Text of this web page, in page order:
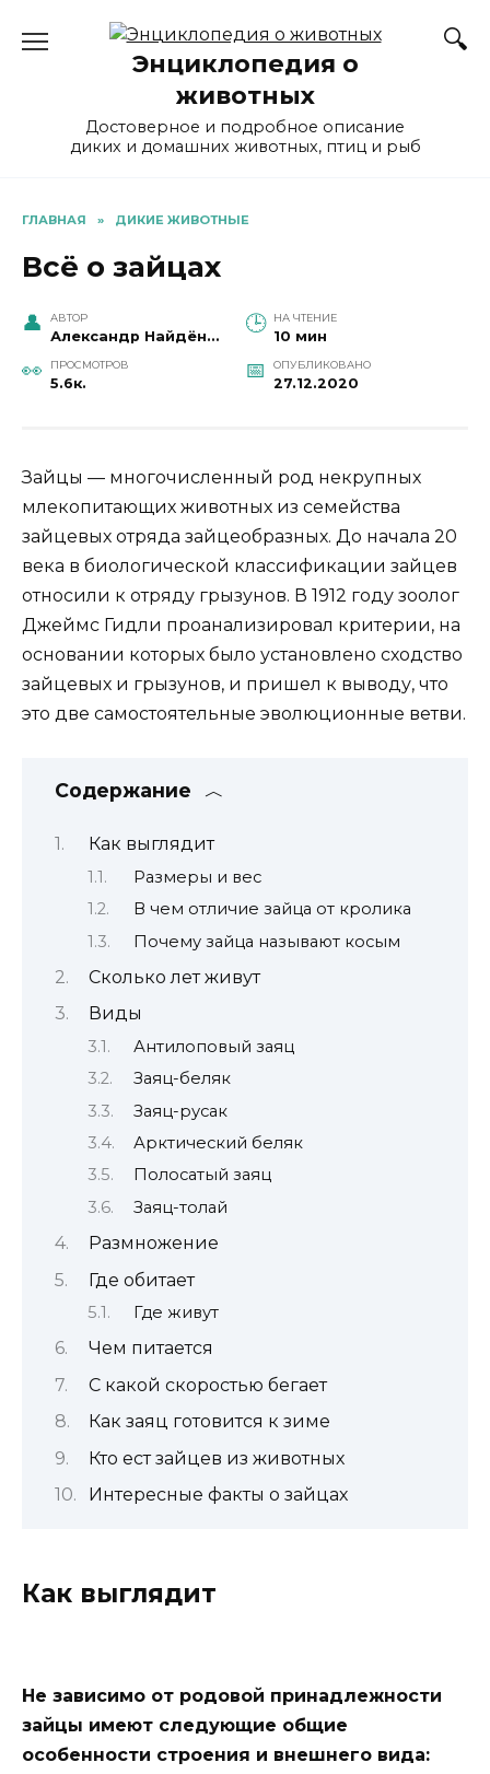
Энциклопедия о
животных
Достоверное и подробное описание
диких и домашних животных, птиц и рыб
ГЛАВНАЯ » ДИКИЕ ЖИВОТНЫЕ
Всё о зайцах
АВТОР
Александр Найдёнов
НА ЧТЕНИЕ
10 мин
ПРОСМОТРОВ
5.6к.
ОПУБЛИКОВАНО
27.12.2020
Зайцы — многочисленный род некрупных
млекопитающих животных из семейства
зайцевых отряда зайцеобразных. До начала 20
века в биологической классификации зайцев
относили к отряду грызунов. В 1912 году зоолог
Джеймс Гидли проанализировал критерии, на
основании которых было установлено сходство
зайцевых и грызунов, и пришел к выводу, что
это две самостоятельные эволюционные ветви.
Содержание
Как выглядит
Размеры и вес
В чем отличие зайца от кролика
Почему зайца называют косым
Сколько лет живут
Виды
Антилоповый заяц
Заяц-беляк
Заяц-русак
Арктический беляк
Полосатый заяц
Заяц-толай
Размножение
Где обитает
Где живут
Чем питается
С какой скоростью бегает
Как заяц готовится к зиме
Кто ест зайцев из животных
Интересные факты о зайцах
Как выглядит
Не зависимо от родовой принадлежности
зайцы имеют следующие общие
особенности строения и внешнего вида: